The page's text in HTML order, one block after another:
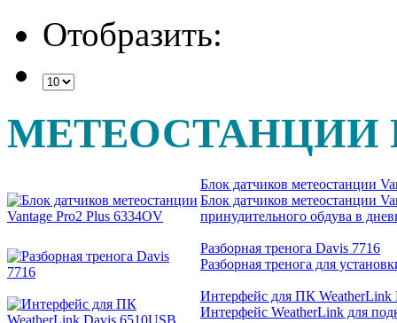
Отобразить:
МЕТЕОСТАНЦИИ
Блок датчиков метеостанции
Блок датчиков метеостанции
принудительного обдува в
Разборная тренога Davis 7716
Разборная тренога для
Интерфейс для ПК WeatherLink
Интерфейс WeatherLink для